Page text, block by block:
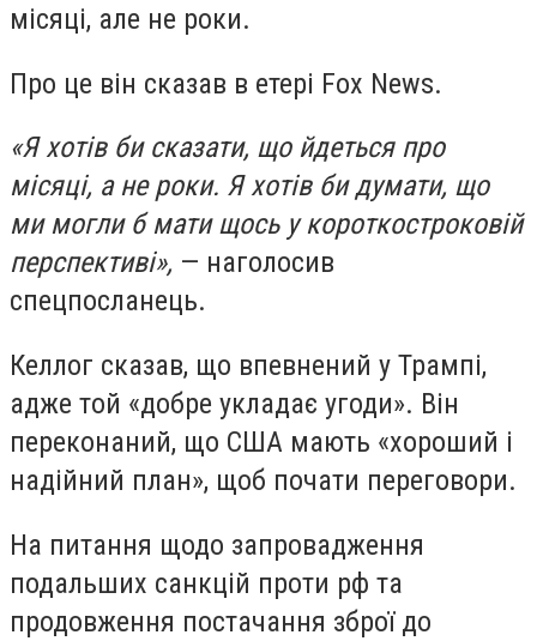
місяці, але не роки.
Про це він сказав в етері Fox News.
«Я хотів би сказати, що йдеться про
місяці, а не роки. Я хотів би думати, що
ми могли б мати щось у короткостроковій
перспективі», — наголосив
спецпосланець.
Келлог сказав, що впевнений у Трампі,
адже той «добре укладає угоди». Він
переконаний, що США мають «хороший і
надійний план», щоб почати переговори.
На питання щодо запровадження
подальших санкцій проти рф та
продовження постачання зброї до